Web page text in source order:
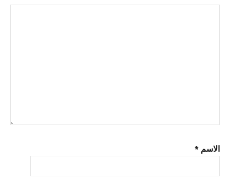
مفتاح
الاسم *